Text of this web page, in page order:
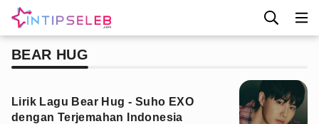
BEAR HUG
Lirik Lagu Bear Hug - Suho EXO
dengan Terjemahan Indonesia